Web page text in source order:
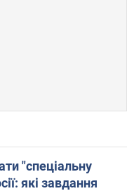
"спеціальну
які завдання